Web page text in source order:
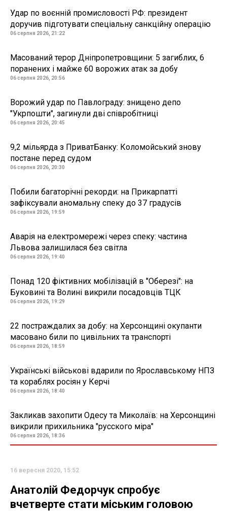
Удар по воєнній промисловості РФ: президент
доручив підготувати спеціальну санкційну операцію
06 серпня 2026, 21:22
Масований терор Дніпропетровщини: 5 загиблих, 6
поранених і майже 60 ворожих атак за добу
06 серпня 2026, 20:56
Ворожий удар по Павлограду: знищено депо
"Укрпошти", загинули дві співробітниці
06 серпня 2026, 20:45
9,2 мільярда з ПриватБанку: Коломойський знову
постане перед судом
06 серпня 2026, 20:30
Побили багаторічні рекорди: на Прикарпатті
зафіксували аномальну спеку до 37 градусів
06 серпня 2026, 19:59
Аварія на електромережі через спеку: частина
Львова залишилася без світла
06 серпня 2026, 19:40
Понад 120 фіктивних мобілізацій в "Оберезі": на
Буковині та Волині викрили посадовців ТЦК
06 серпня 2026, 19:29
22 постраждалих за добу: на Херсонщині окупанти
масовано били по цивільних та транспорті
06 серпня 2026, 18:59
Українські військові вдарили по Ярославському НПЗ
та кораблях росіян у Керчі
06 серпня 2026, 18:40
Закликав захопити Одесу та Миколаїв: на Херсонщині
викрили прихильника "русского міра"
06 серпня 2026, 18:36
16 вересня 2020, 15:52
Анатолій Федорчук спробує
вчетверте стати міським головою